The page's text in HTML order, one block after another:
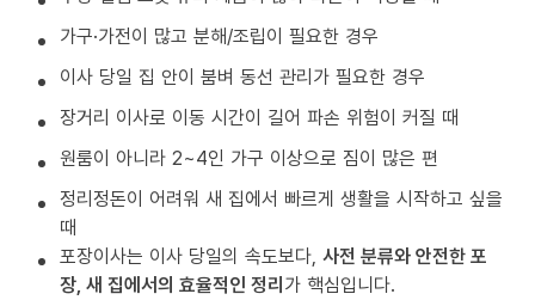
가구·가전이 많고 분해/조립이 필요한 경우
이사 당일 집 안이 붐벼 동선 관리가 필요한 경우
장거리 이사로 이동 시간이 길어 파손 위험이 커질 때
원룸이 아니라 2~4인 가구 이상으로 짐이 많은 편
정리정돈이 어려워 새 집에서 빠르게 생활을 시작하고 싶을
때
포장이사는 이사 당일의 속도보다, 사전 분류와 안전한 포
장, 새 집에서의 효율적인 정리가 핵심입니다.